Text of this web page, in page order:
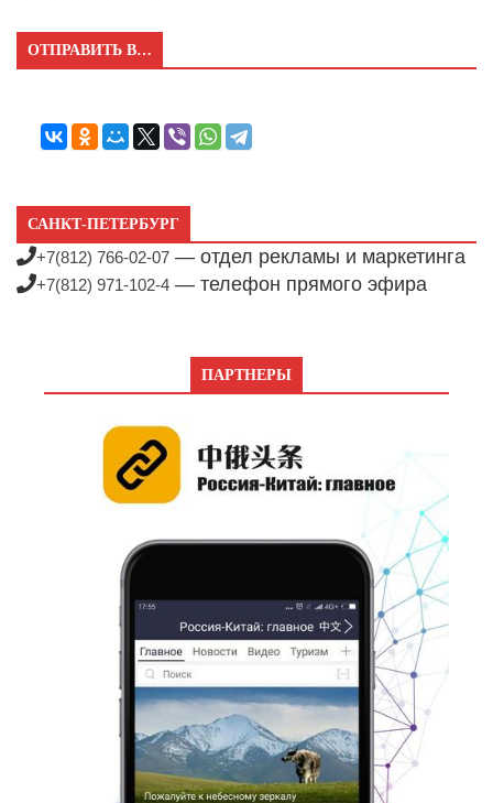
ОТПРАВИТЬ В…
САНКТ-ПЕТЕРБУРГ
+7(812) 766-02-07 — отдел рекламы и маркетинга
+7(812) 971-102-4 — телефон прямого эфира
ПАРТНЕРЫ